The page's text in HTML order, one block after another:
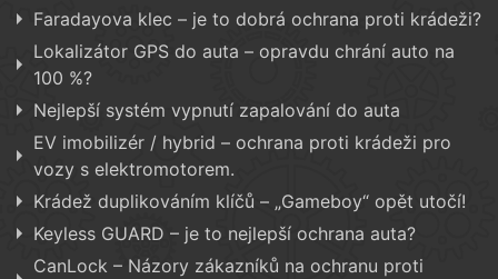
Faradayova klec – je to dobrá ochrana proti krádeži?
Lokalizátor GPS do auta – opravdu chrání auto na
100 %?
Nejlepší systém vypnutí zapalování do auta
EV imobilizér / hybrid – ochrana proti krádeži pro
vozy s elektromotorem.
Krádež duplikováním klíčů – „Gameboy“ opět utočí!
Keyless GUARD – je to nejlepší ochrana auta?
CanLock – Názory zákazníků na ochranu proti